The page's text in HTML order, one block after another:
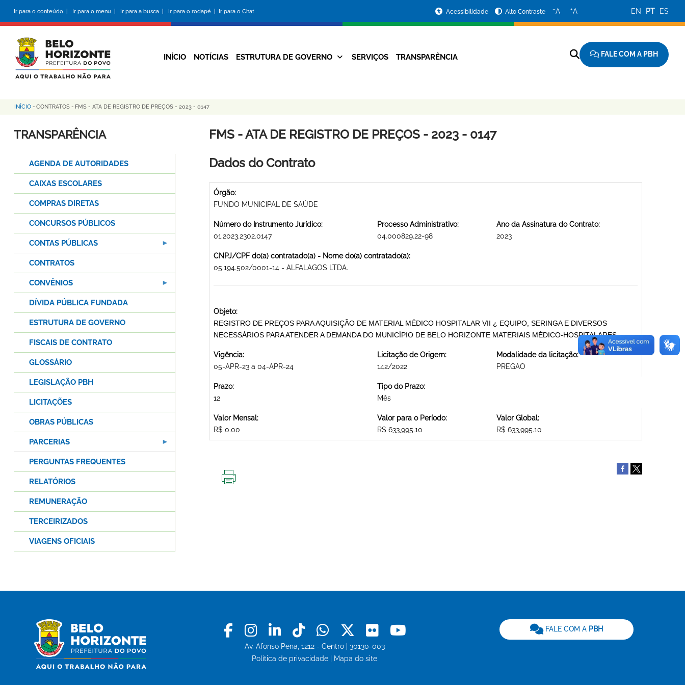
conteúdo
principal
Ir para o conteúdo | Ir para o menu | Ir para a busca | Ir para o rodapé | Ir para o Chat
da
Prefeitura
Acessibilidade Alto Contraste −A +A EN PT ES
Navegação
INÍCIO NOTÍCIAS ESTRUTURA DE GOVERNO SERVIÇOS TRANSPARÊNCIA FALE COM A PBH
Trilha
de
INÍCIO - CONTRATOS - FMS - ATA DE REGISTRO DE PREÇOS - 2023 - 0147
FMS - ATA DE REGISTRO DE PREÇOS - 2023 - 0147
Dados do Contrato
Órgão:
FUNDO MUNICIPAL DE SAÚDE
Número do Instrumento Jurídico:
01.2023.2302.0147
Processo Administrativo:
04.000829.22-98
Ano da Assinatura do Contrato:
2023
CNPJ/CPF do(a) contratado(a) - Nome do(a) contratado(a):
05.194.502/0001-14 - ALFALAGOS LTDA.
Objeto:
REGISTRO DE PREÇOS PARA AQUISIÇÃO DE MATERIAL MÉDICO HOSPITALAR VII ¿ EQUIPO, SERINGA E DIVERSOS
NECESSÁRIOS PARA ATENDER A DEMANDA DO MUNICÍPIO DE BELO HORIZONTE MATERIAIS MÉDICO-HOSPITALARES
Vigência:
05-APR-23 a 04-APR-24
Licitação de Origem:
142/2022
Modalidade da licitação:
PREGAO
Prazo:
12
Tipo do Prazo:
Mês
Valor Mensal:
R$ 0.00
Valor para o Período:
R$ 633,995.10
Valor Global:
R$ 633,995.10
TRANSPARÊNCIA
AGENDA DE AUTORIDADES
CAIXAS ESCOLARES
COMPRAS DIRETAS
CONCURSOS PÚBLICOS
CONTAS PÚBLICAS
CONTRATOS
CONVÊNIOS
DÍVIDA PÚBLICA FUNDADA
ESTRUTURA DE GOVERNO
FISCAIS DE CONTRATO
GLOSSÁRIO
LEGISLAÇÃO PBH
LICITAÇÕES
OBRAS PÚBLICAS
PARCERIAS
PERGUNTAS FREQUENTES
RELATÓRIOS
REMUNERAÇÃO
TERCEIRIZADOS
VIAGENS OFICIAIS
Facebook
Instagram
LinkedinTiktokWhatsapp
X Flickr
Av. Afonso Pena, 1212 - Centro | 30130-003
Política de privacidade
Mapa do site
FALE COM A PBH